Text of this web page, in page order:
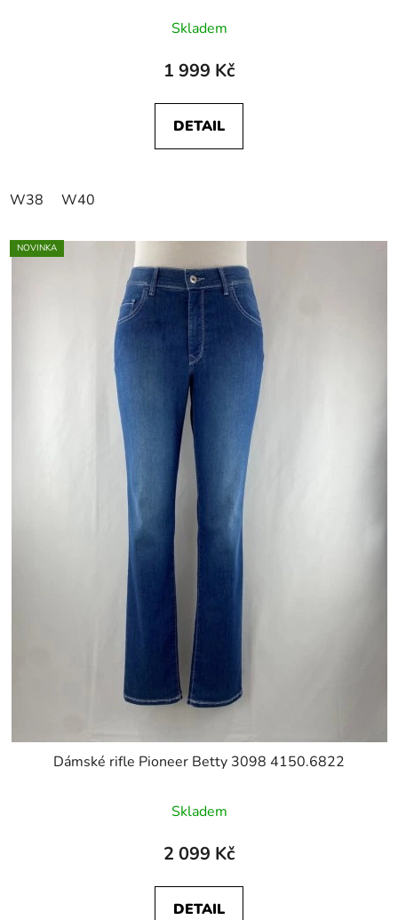
Skladem
1 999 Kč
DETAIL
W38 W40
NOVINKA
Dámské rifle Pioneer Betty 3098 4150.6822
Skladem
2 099 Kč
DETAIL